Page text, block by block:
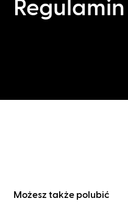
Regulamin
Możesz także polubić